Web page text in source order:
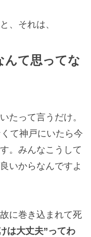
、それは、
んて思ってな
たって言うだけ。
て神戸にいたら今
。みんなこうして
いからなんですよ
に巻き込まれて死
は大丈夫”ってわ